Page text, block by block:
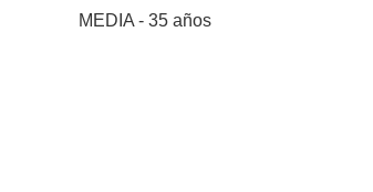
MEDIA - 35 años